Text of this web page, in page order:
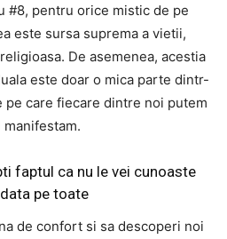
#8, pentru orice mistic de pe
este sursa suprema a vietii,
De asemenea, acestia
este doar o mica parte dintr-
pe care fiecare dintre noi putem
manifestam.
faptul ca nu le vei cunoaste
pe toate
de confort si sa descoperi noi